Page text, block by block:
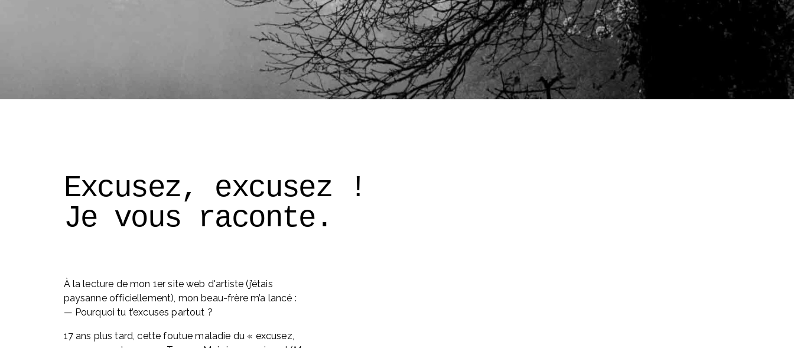
Excusez, excusez !
Je vous raconte.
À la lecture de mon 1er site web d'artiste (j’étais
paysanne officiellement), mon beau-frère m’a lancé :
— Pourquoi tu t’excuses partout ?
17 ans plus tard, cette foutue maladie du « excusez,